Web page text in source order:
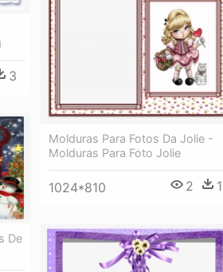
3
Molduras Para Fotos Da Jolie -
Molduras Para Foto Jolie
1024*810 2 1
De